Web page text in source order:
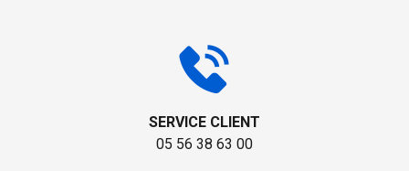
SERVICE CLIENT
05 56 38 63 00